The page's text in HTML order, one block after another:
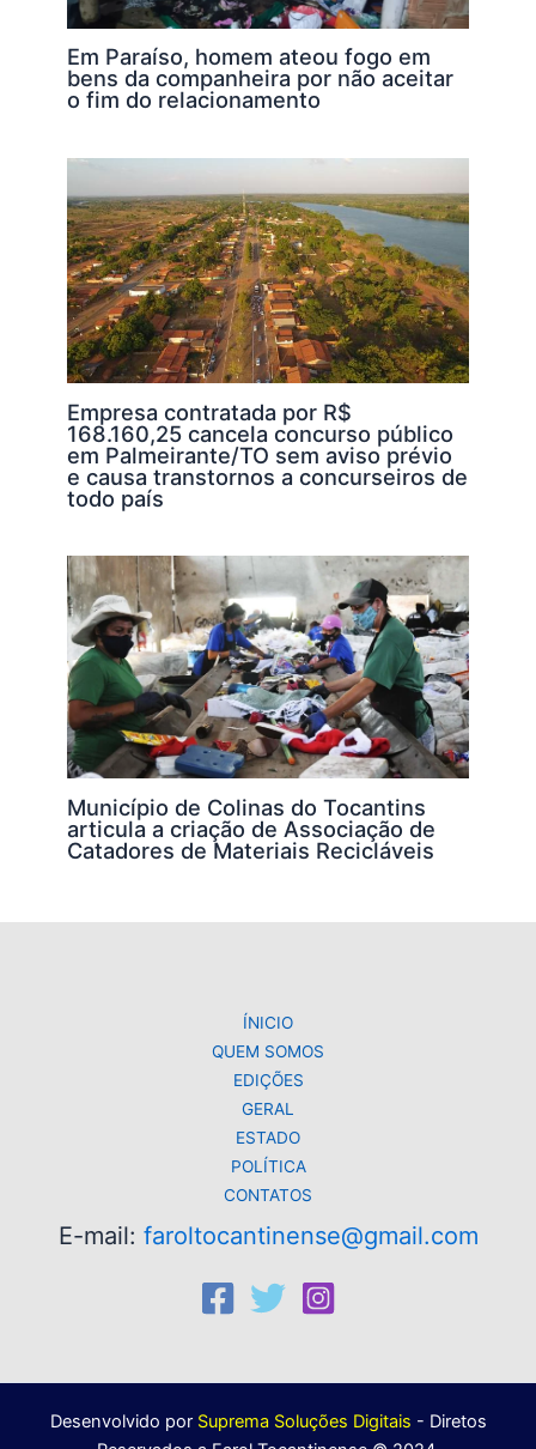
Em Paraíso, homem ateou fogo em
bens da companheira por não aceitar
o fim do relacionamento
Empresa contratada por R$
168.160,25 cancela concurso público
em Palmeirante/TO sem aviso prévio
e causa transtornos a concurseiros de
todo país
Município de Colinas do Tocantins
articula a criação de Associação de
Catadores de Materiais Recicláveis
ÍNICIO
QUEM SOMOS
EDIÇÕES
GERAL
ESTADO
POLÍTICA
CONTATOS
E-mail: faroltocantinense@gmail.com
Desenvolvido por Suprema Soluções Digitais - Diretos